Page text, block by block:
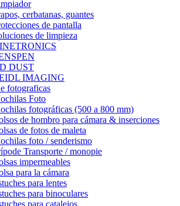
cerbatanas, guantes
de pantalla
de limpieza
DUST
IMAGING
fotograficas
Foto
fotográficas (500 a 800 mm)
de hombro para cámara & inserciones
de fotos de maleta
foto / senderismo
Transporte / monopie
impermeables
para la cámara
para lentes
para binoculares
para catalejos